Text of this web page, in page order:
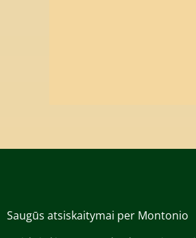
Saugūs atsiskaitymai per Montonio